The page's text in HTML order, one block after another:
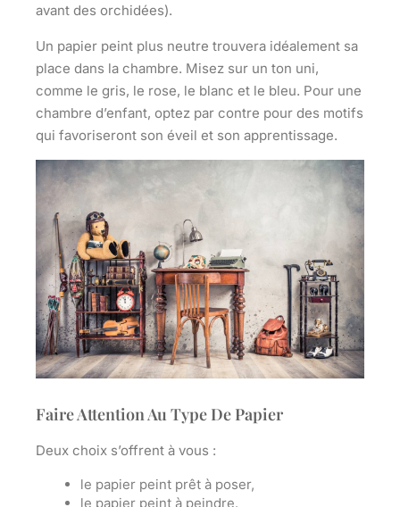
avant des orchidées).
Un papier peint plus neutre trouvera idéalement sa
place dans la chambre. Misez sur un ton uni,
comme le gris, le rose, le blanc et le bleu. Pour une
chambre d’enfant, optez par contre pour des motifs
qui favoriseront son éveil et son apprentissage.
Faire Attention Au Type De Papier
Deux choix s’offrent à vous :
le papier peint prêt à poser,
le papier peint à peindre.